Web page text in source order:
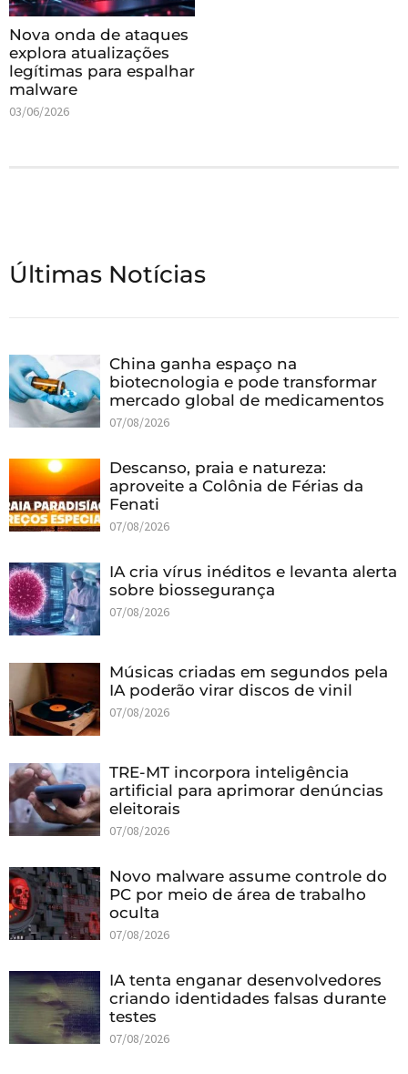
Nova onda de ataques
explora atualizações
legítimas para espalhar
malware
03/06/2026
Últimas Notícias
China ganha espaço na
biotecnologia e pode transformar
mercado global de medicamentos
07/08/2026
Descanso, praia e natureza:
aproveite a Colônia de Férias da
Fenati
07/08/2026
IA cria vírus inéditos e levanta alerta
sobre biossegurança
07/08/2026
Músicas criadas em segundos pela
IA poderão virar discos de vinil
07/08/2026
TRE-MT incorpora inteligência
artificial para aprimorar denúncias
eleitorais
07/08/2026
Novo malware assume controle do
PC por meio de área de trabalho
oculta
07/08/2026
IA tenta enganar desenvolvedores
criando identidades falsas durante
testes
07/08/2026